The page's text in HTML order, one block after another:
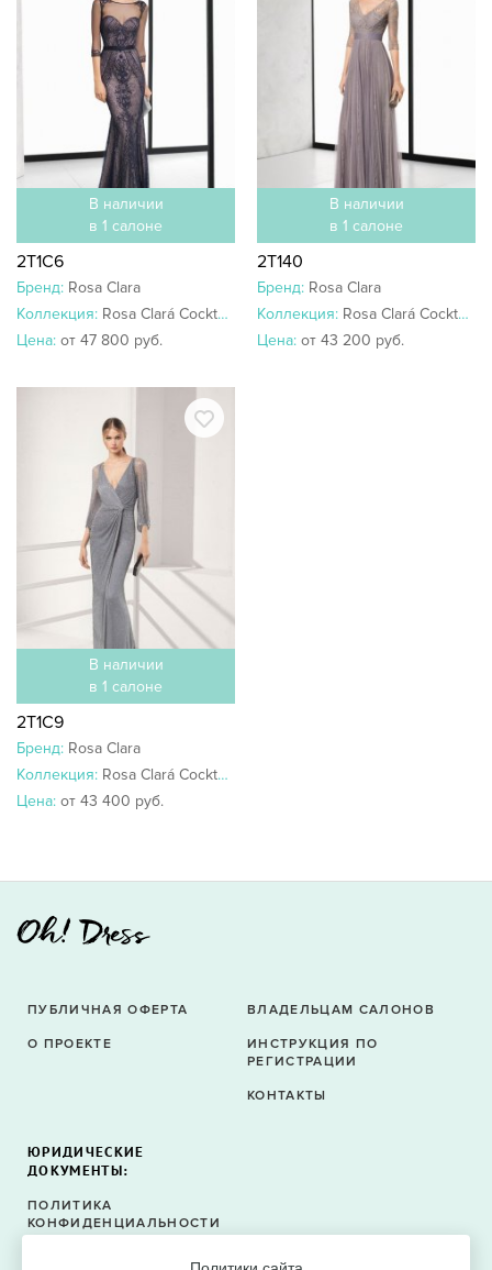
В наличии
в 1 салоне
2T1C6
Бренд: Rosa Clara
Коллекция: Rosa Clará Cocktail 2018
Цена: от 47 800 руб.
В наличии
в 1 салоне
2T140
Бренд: Rosa Clara
Коллекция: Rosa Clará Cocktail 2018
Цена: от 43 200 руб.
В наличии
в 1 салоне
2T1C9
Бренд: Rosa Clara
Коллекция: Rosa Clará Cocktail 2019
Цена: от 43 400 руб.
ПУБЛИЧНАЯ ОФЕРТА
О ПРОЕКТЕ
ВЛАДЕЛЬЦАМ САЛОНОВ
ИНСТРУКЦИЯ ПО
РЕГИСТРАЦИИ
КОНТАКТЫ
ЮРИДИЧЕСКИЕ
ДОКУМЕНТЫ:
ПОЛИТИКА
КОНФИДЕНЦИАЛЬНОСТИ